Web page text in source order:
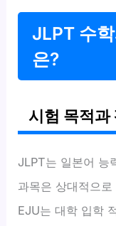
JLPT 수
은?
시험 목적과
JLPT는 일본어 능
과목은 상대적으
EJU는 대학 입학